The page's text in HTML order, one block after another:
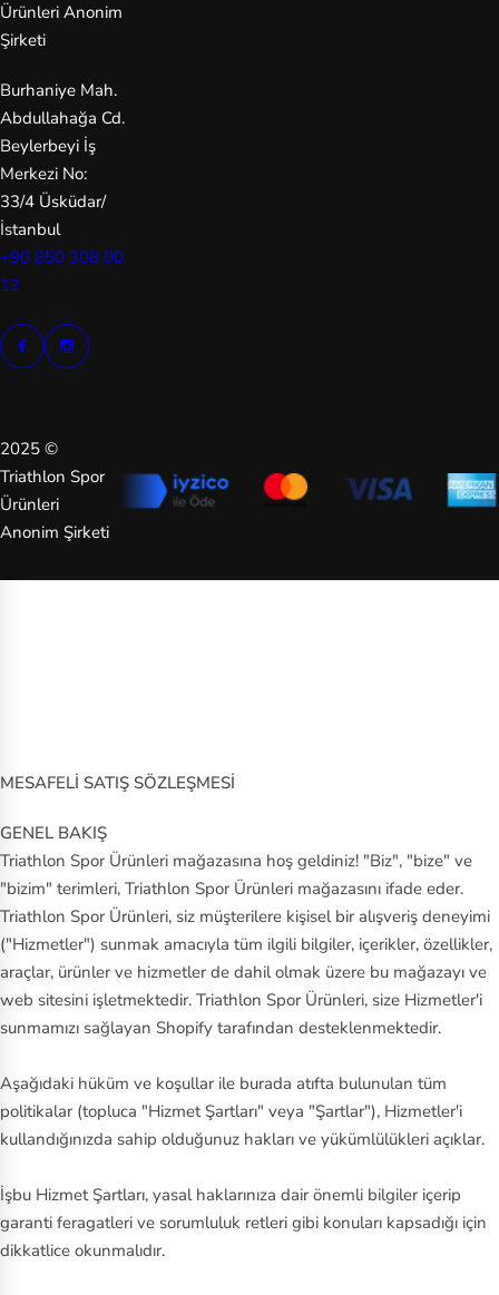
Ürünleri Anonim
Şirketi
Burhaniye Mah.
Abdullahağa Cd.
Beylerbeyi İş
Merkezi No:
33/4 Üsküdar/
İstanbul
+90 850 308 00
12
2025 ©
Triathlon Spor
Ürünleri
Anonim Şirketi
MESAFELİ SATIŞ SÖZLEŞMESİ
GENEL BAKIŞ
Triathlon Spor Ürünleri mağazasına hoş geldiniz! "Biz", "bize" ve
"bizim" terimleri, Triathlon Spor Ürünleri mağazasını ifade eder.
Triathlon Spor Ürünleri, siz müşterilere kişisel bir alışveriş deneyimi
("Hizmetler") sunmak amacıyla tüm ilgili bilgiler, içerikler, özellikler,
araçlar, ürünler ve hizmetler de dahil olmak üzere bu mağazayı ve
web sitesini işletmektedir. Triathlon Spor Ürünleri, size Hizmetler'i
sunmamızı sağlayan Shopify tarafından desteklenmektedir.
Aşağıdaki hüküm ve koşullar ile burada atıfta bulunulan tüm
politikalar (topluca "Hizmet Şartları" veya "Şartlar"), Hizmetler'i
kullandığınızda sahip olduğunuz hakları ve yükümlülükleri açıklar.
İşbu Hizmet Şartları, yasal haklarınıza dair önemli bilgiler içerip
garanti feragatleri ve sorumluluk retleri gibi konuları kapsadığı için
dikkatlice okunmalıdır.